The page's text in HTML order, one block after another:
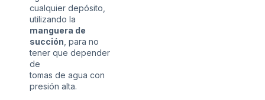
cualquier depósito,
utilizando la
manguera de
succión , para no
tener que depender
de
tomas de agua con
presión alta.